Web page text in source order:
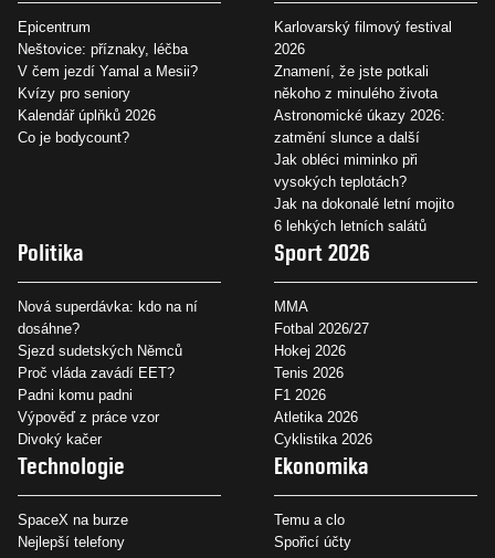
Epicentrum
Neštovice: příznaky, léčba
V čem jezdí Yamal a Mesii?
Kvízy pro seniory
Kalendář úplňků 2026
Co je bodycount?
Karlovarský filmový festival
2026
Znamení, že jste potkali
někoho z minulého života
Astronomické úkazy 2026:
zatmění slunce a další
Jak obléci miminko při
vysokých teplotách?
Jak na dokonalé letní mojito
6 lehkých letních salátů
Politika
Nová superdávka: kdo na ní
dosáhne?
Sjezd sudetských Němců
Proč vláda zavádí EET?
Padni komu padni
Výpověď z práce vzor
Divoký kačer
Sport 2026
MMA
Fotbal 2026/27
Hokej 2026
Tenis 2026
F1 2026
Atletika 2026
Cyklistika 2026
Technologie
SpaceX na burze
Nejlepší telefony
Ekonomika
Temu a clo
Spořicí účty